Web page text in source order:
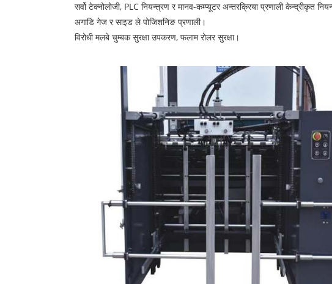
सर्वो टेक्नोलोजी, PLC नियन्त्रण र मानव-कम्प्यूटर अन्तरक्रिया प्रणाली केन्द्रीकृत
अगाडि गेज र साइड ले पोजिशनिङ प्रणाली।
विरोधी मलबे चुम्बक सुरक्षा उपकरण, फलाम रोलर सुरक्षा।